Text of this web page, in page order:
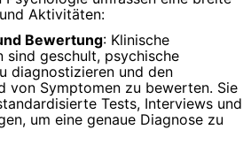
Aktivitäten:
Bewertung: Klinische
sind geschult, psychische
diagnostizieren und den
von Symptomen zu bewerten. Sie
Tests, Interviews und
um eine genaue Diagnose zu